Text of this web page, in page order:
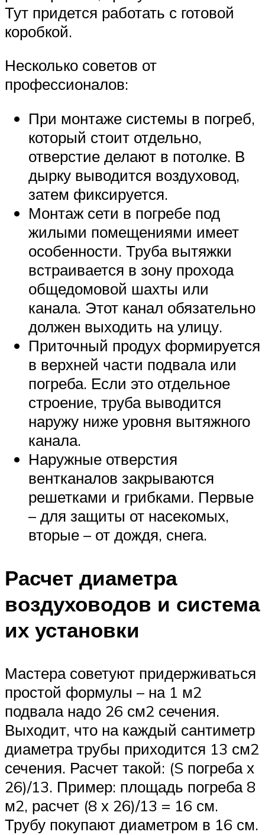
Тут придется работать с готовой
коробкой.
Несколько советов от
профессионалов:
При монтаже системы в погреб,
который стоит отдельно,
отверстие делают в потолке. В
дырку выводится воздуховод,
затем фиксируется.
Монтаж сети в погребе под
жилыми помещениями имеет
особенности. Труба вытяжки
встраивается в зону прохода
общедомовой шахты или
канала. Этот канал обязательно
должен выходить на улицу.
Приточный продух формируется
в верхней части подвала или
погреба. Если это отдельное
строение, труба выводится
наружу ниже уровня вытяжного
канала.
Наружные отверстия
вентканалов закрываются
решетками и грибками. Первые
– для защиты от насекомых,
вторые – от дождя, снега.
Расчет диаметра
воздуховодов и система
их установки
Мастера советуют придерживаться
простой формулы – на 1 м2
подвала надо 26 см2 сечения.
Выходит, что на каждый сантиметр
диаметра трубы приходится 13 см2
сечения. Расчет такой: (S погреба х
26)/13. Пример: площадь погреба 8
м2, расчет (8 х 26)/13 = 16 см.
Трубу покупают диаметром в 16 см.